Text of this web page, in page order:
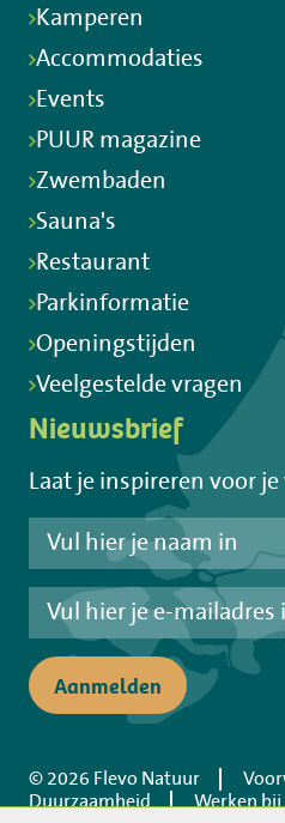
Kamperen
Accommodaties
Events
PUUR magazine
Zwembaden
Sauna's
Restaurant
Parkinformatie
Openingstijden
Veelgestelde vragen
Nieuwsbrief
Laat je inspireren voor
Aanmelden
© 2026 Flevo Natuur
Duurzaamheid
Werken